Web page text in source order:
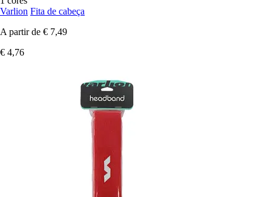
Varlion Fita de cabeça
A partir de € 7,49
€ 4,76